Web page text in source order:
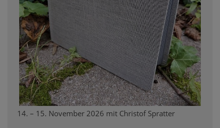
14. – 15. November 2026 mit Christof Spratter